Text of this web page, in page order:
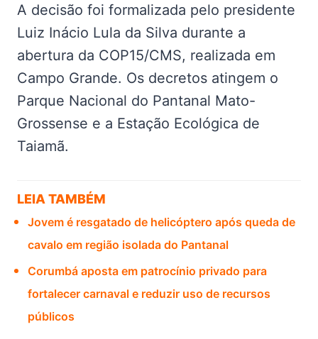
A decisão foi formalizada pelo presidente
Luiz Inácio Lula da Silva durante a
abertura da COP15/CMS, realizada em
Campo Grande. Os decretos atingem o
Parque Nacional do Pantanal Mato-
Grossense e a Estação Ecológica de
Taiamã.
LEIA TAMBÉM
Jovem é resgatado de helicóptero após queda de
cavalo em região isolada do Pantanal
Corumbá aposta em patrocínio privado para
fortalecer carnaval e reduzir uso de recursos
públicos